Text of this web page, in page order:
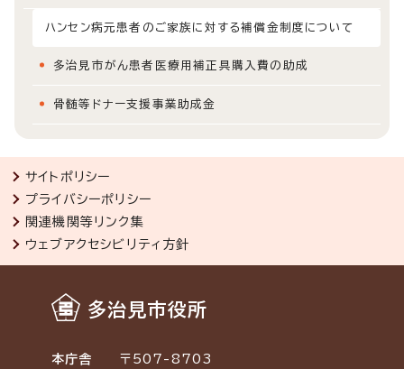
ハンセン病元患者のご家族に対する補償金制度について
多治見市がん患者医療用補正具購入費の助成
骨髄等ドナー支援事業助成金
サイトポリシー
プライバシーポリシー
関連機関等リンク集
ウェブアクセシビリティ方針
多治見市役所
本庁舎
〒507-8703